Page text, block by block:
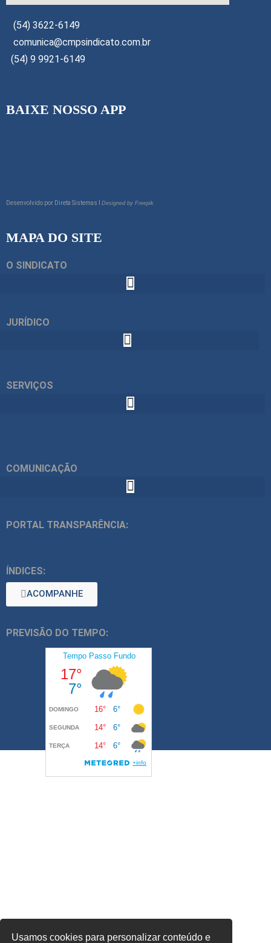
(54) 3622-6149
comunica@cmpsindicato.com.br
(54) 9 9921-6149
BAIXE NOSSO APP
Desenvolvido por Direta Sistemas I Designed by Freepik
MAPA DO SITE
O SINDICATO
JURÍDICO
SERVIÇOS
COMUNICAÇÃO
PORTAL TRANSPARÊNCIA:
ÍNDICES:
ACOMPANHE
PREVISÃO DO TEMPO:
Usamos cookies para personalizar conteúdo e